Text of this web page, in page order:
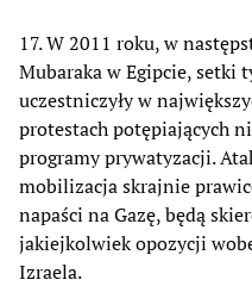
17. W 2011 roku, w
Mubaraka w Egipcie, setki
uczestniczyły w
protestach potępiających
programy prywatyzacji.
mobilizacja skrajnie
napaści na Gazę, będą
jakiejkolwiek opozycji
Izraela.